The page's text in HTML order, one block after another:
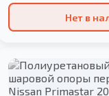
Нет в